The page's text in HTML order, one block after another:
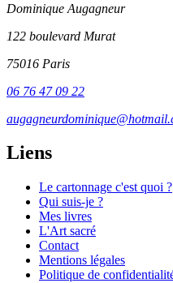
Dominique Augagneur
122 boulevard Murat
75016 Paris
06 76 47 09 22
Liens
Le cartonnage c'est quoi ?
Qui suis-je ?
Mes livres
L'Art sacré
Contact
Mentions légales
Politique de